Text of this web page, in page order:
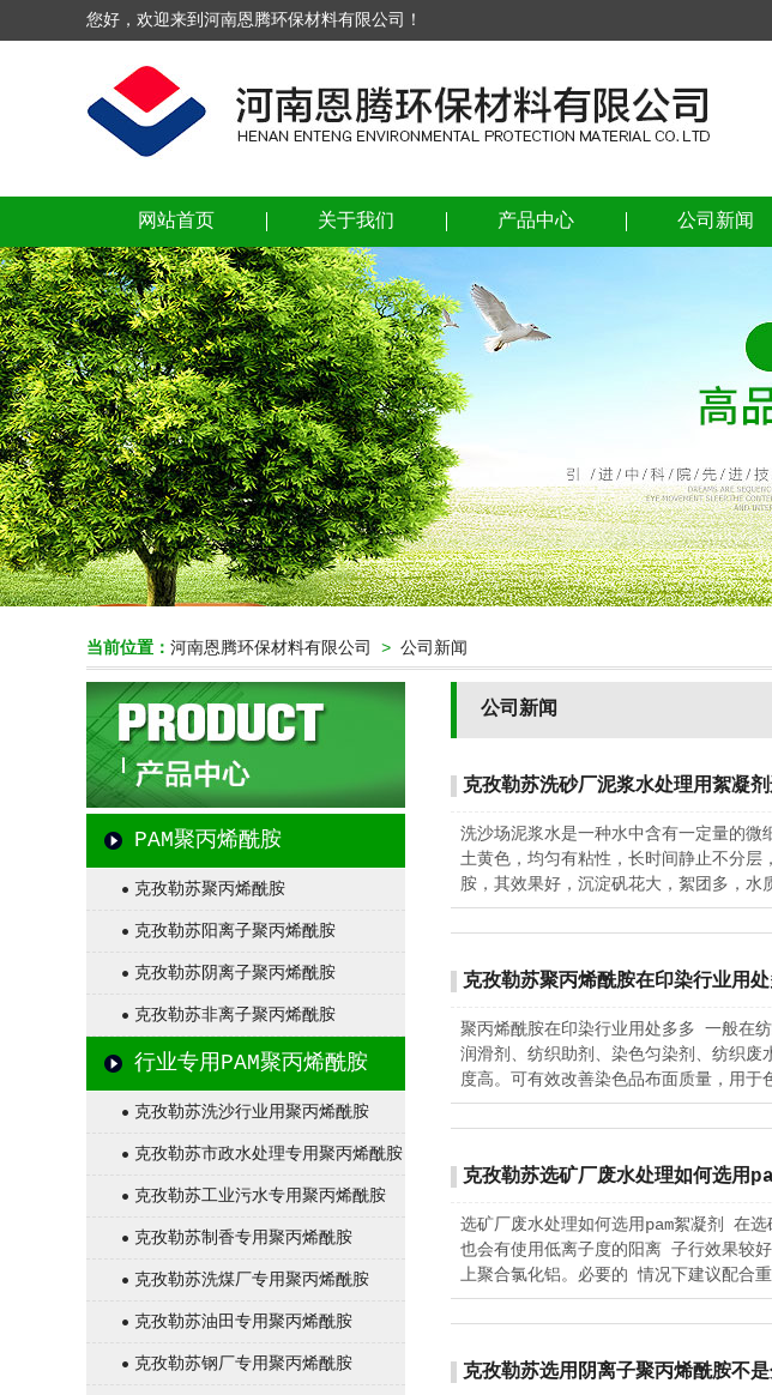
您好，欢迎来到河南恩腾环保材料有限公司！
网站首页 关于我们 产品中心 公司新闻
当前位置： 河南恩腾环保材料有限公司 > 公司新闻
PAM聚丙烯酰胺
克孜勒苏聚丙烯酰胺
克孜勒苏阳离子聚丙烯酰胺
克孜勒苏阴离子聚丙烯酰胺
克孜勒苏非离子聚丙烯酰胺
行业专用PAM聚丙烯酰胺
克孜勒苏洗沙行业用聚丙烯酰胺
克孜勒苏市政水处理专用聚丙烯酰胺
克孜勒苏工业污水专用聚丙烯酰胺
克孜勒苏制香专用聚丙烯酰胺
克孜勒苏洗煤厂专用聚丙烯酰胺
克孜勒苏油田专用聚丙烯酰胺
克孜勒苏钢厂专用聚丙烯酰胺
公司新闻
克孜勒苏洗砂厂泥浆水处理用絮凝
洗沙场泥浆水是一种水中含有一定量的
土黄色，均匀有粘性，长时间静止不分
胺，其效果好，沉淀矾花大，絮团多，水
克孜勒苏聚丙烯酰胺在印染行业用
聚丙烯酰胺在印染行业用处多多 一般在
润滑剂、纺织助剂、染色匀染剂、纺织
度高。可有效改善染色品布面质量，用于
克孜勒苏选矿厂废水处理如何选用
选矿厂废水处理如何选用pam絮凝剂 在
也会有使用低离子度的阳离 子行效果较
上聚合氯化铝。必要的 情况下建议配合
克孜勒苏选用阴离子聚丙烯酰胺不